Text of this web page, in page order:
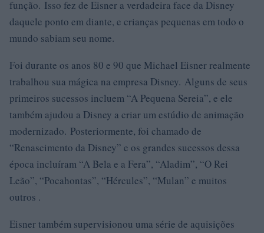
função. Isso fez de Eisner a verdadeira face da Disney
daquele ponto em diante, e crianças pequenas em todo o
mundo sabiam seu nome.
Foi durante os anos 80 e 90 que Michael Eisner realmente
trabalhou sua mágica na empresa Disney. Alguns de seus
primeiros sucessos incluem “A Pequena Sereia”, e ele
também ajudou a Disney a criar um estúdio de animação
modernizado. Posteriormente, foi chamado de
“Renascimento da Disney” e os grandes sucessos dessa
época incluíram “A Bela e a Fera”, “Aladim”, “O Rei
Leão”, “Pocahontas”, “Hércules”, “Mulan” e muitos
outros .
Eisner também supervisionou uma série de aquisições